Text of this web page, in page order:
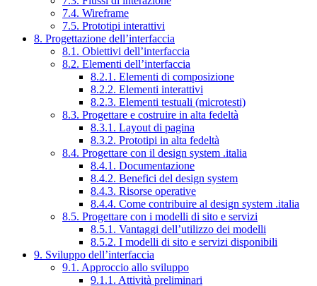
7.4. Wireframe
7.5. Prototipi interattivi
8. Progettazione dell’interfaccia
8.1. Obiettivi dell’interfaccia
8.2. Elementi dell’interfaccia
8.2.1. Elementi di composizione
8.2.2. Elementi interattivi
8.2.3. Elementi testuali (microtesti)
8.3. Progettare e costruire in alta fedeltà
8.3.1. Layout di pagina
8.3.2. Prototipi in alta fedeltà
8.4. Progettare con il design system .italia
8.4.1. Documentazione
8.4.2. Benefici del design system
8.4.3. Risorse operative
8.4.4. Come contribuire al design system .italia
8.5. Progettare con i modelli di sito e servizi
8.5.1. Vantaggi dell’utilizzo dei modelli
8.5.2. I modelli di sito e servizi disponibili
9. Sviluppo dell’interfaccia
9.1. Approccio allo sviluppo
9.1.1. Attività preliminari